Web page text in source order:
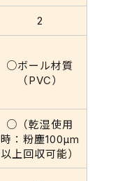
2
○ボール材質
（PVC）
○（乾湿使用
時：粉塵100μm
以上回収可能）